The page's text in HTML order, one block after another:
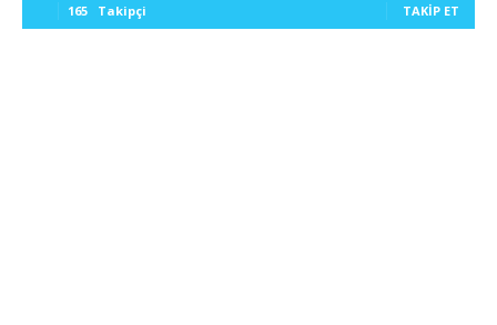
165 Takipçi TAKIP ET